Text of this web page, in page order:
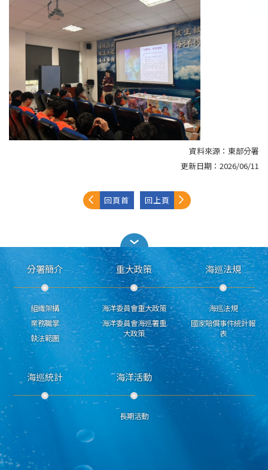
資料來源： 東部分署
更新日期： 2026/06/11
回頁首 回上頁
分署簡介
組織架構
業務職掌
執法範圍
重大政策
海洋委員會重大政策
海洋委員會海巡署重
大政策
海巡法規
海巡法規
國家賠償事件統計報
表
海巡統計 海洋活動
長期活動